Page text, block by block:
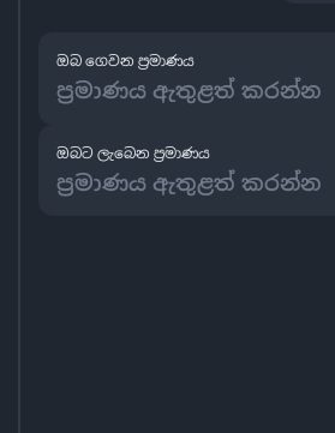
ඔබ ගෙවන ප්‍රමාණය
ඔබට ලැබෙන ප්‍රමාණය